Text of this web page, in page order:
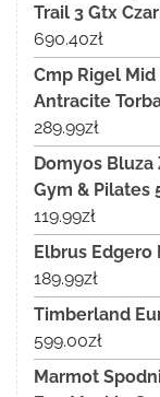
Trail 3 Gtx
690.40zł
Cmp Rigel Mid
Antracite
289.99zł
Domyos Bluza
Gym & Pilates
119.99zł
Elbrus Edgero
189.99zł
Timberland
599.00zł
Marmot